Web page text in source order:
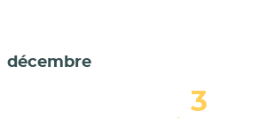
décembre
3